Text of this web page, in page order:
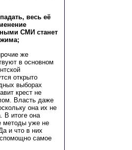
весь её
СМИ станет
же
в основном
открыто
выборах
крест не
Власть даже
она их не
В итоге она
методы уже не
и что в них
самое